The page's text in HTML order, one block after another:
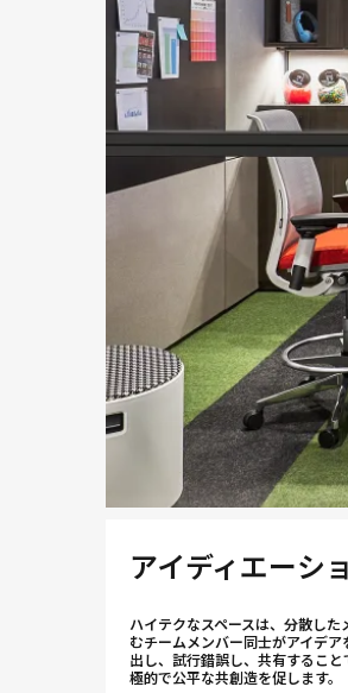
アイディエーシ
ハイテクなスペースは、分散した
むチームメンバー同士がアイデア
出し、試行錯誤し、共有すること
極的で公平な共創造を促します。